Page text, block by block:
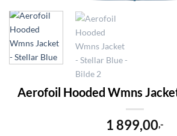
Aerofoil Hooded Wmns
1 899,00,-